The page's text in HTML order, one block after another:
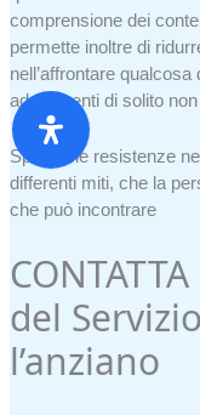
comprensione dei
permette inoltre di
nell’affrontare
adolescenti di solito
Spesso le resistenze
differenti miti, che la
che può incontrare
CONTATTA
del
l’anziano